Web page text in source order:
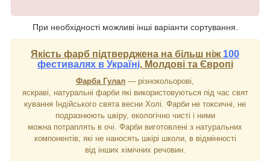
При необхідності можливі інші варіанти сортування.
Якість фарб підтверджена на більш ніж 100
фестивалях в Україні, Молдові та Європі
Фарба Гулал ― різнокольорові,
яскраві, натуральні фарби які використовуються під час свят
кування Індійського свята весни Холі. Фарби не токсичні, не
подразнюють шкіру, екологічно чисті і ними
можна потраплять в очі. Фарби виготовлені з натуральних
компонентів, які не наносять шкірі школи, в відмінності
від інших хімічних речовин.